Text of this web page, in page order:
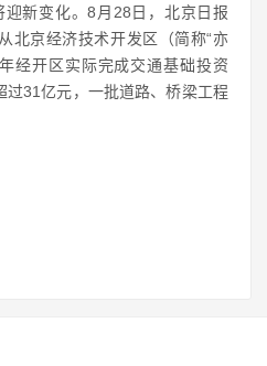
新变化。8月28日，北京日报
北京经济技术开发区（简称“亦
经开区实际完成交通基础投资
过31亿元，一批道路、桥梁工程